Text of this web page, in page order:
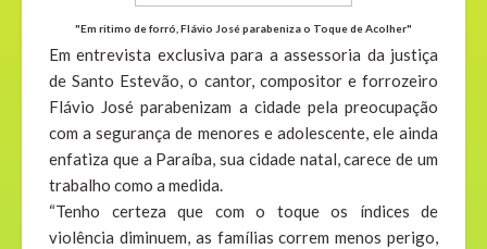
"Em ritimo de forró, Flávio José parabeniza o Toque de Acolher"
Em entrevista exclusiva para a assessoria da justiça
de Santo Estevão, o cantor, compositor e forrozeiro
Flávio José parabenizam a cidade pela preocupação
com a segurança de menores e adolescente, ele ainda
enfatiza que a Paraíba, sua cidade natal, carece de um
trabalho como a medida.
“Tenho certeza que com o toque os índices de
violência diminuem, as famílias correm menos perigo,